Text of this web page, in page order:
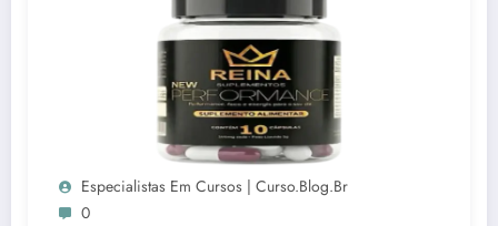
Especialistas Em Cursos | Curso.blog.br
0